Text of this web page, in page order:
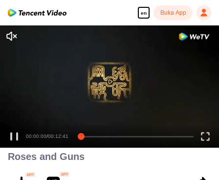
en Buka App
Enjoy smooth and HD episodes
00:00:00/00:12:41
Roses and Guns